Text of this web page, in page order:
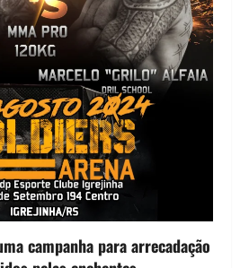
campanha para arrecadação